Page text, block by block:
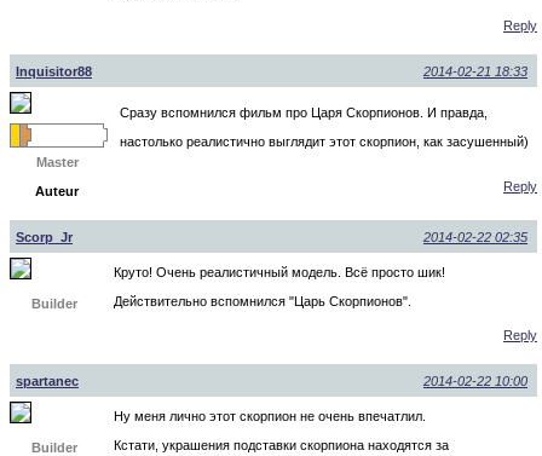
Reply
Inquisitor88 2014-02-21 18:33
Master
Auteur
Сразу вспомнился фильм про Царя Скорпионов. И правда,
настолько реалистично выглядит этот скорпион, как засушенный)
Reply
Scorp_Jr 2014-02-22 02:35
Builder
Круто! Очень реалистичный модель. Всё просто шик!
Действительно вспомнился "Царь Скорпионов".
Reply
spartanec 2014-02-22 10:00
Builder
Ну меня лично этот скорпион не очень впечатлил.
Кстати, украшения подставки скорпиона находятся за